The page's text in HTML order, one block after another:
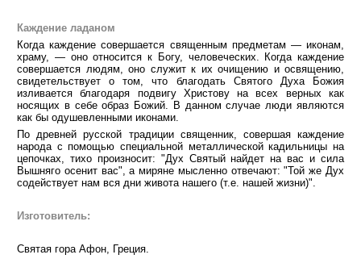
Каждение ладаном
Когда каждение совершается священным предметам — иконам,
храму, — оно относится к Богу, человеческих. Когда каждение
совершается людям, оно служит к их очищению и освящению,
свидетельствует о том, что благодать Святого Духа Божия
изливается благодаря подвигу Христову на всех верных как
носящих в себе образ Божий. В данном случае люди являются
как бы одушевленными иконами.
По древней русской традиции священник, совершая каждение
народа с помощью специальной металлической кадильницы на
цепочках, тихо произносит: "Дух Святый найдет на вас и сила
Вышняго осенит вас", а миряне мысленно отвечают: "Той же Дух
содействует нам вся дни живота нашего (т.е. нашей жизни)".
Изготовитель:
Святая гора Афон, Греция.